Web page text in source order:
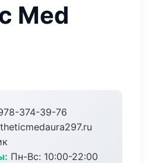
Med
374-39-76
Пн-Вс: 10:00-22:00